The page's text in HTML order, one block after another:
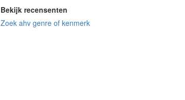
Bekijk recensenten
Zoek ahv genre of kenmerk